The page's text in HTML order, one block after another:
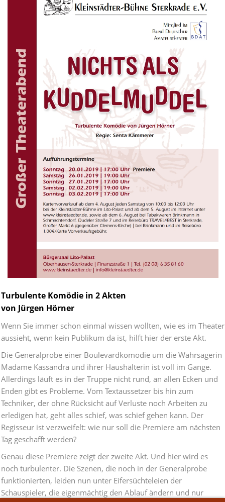
Turbulente Komödie in 2 Akten
von Jürgen Hörner
Wenn Sie immer schon einmal wissen wollten, wie es im Theater
aussieht, wenn kein Publikum da ist, hilft hier der erste Akt.
Die Generalprobe einer Boulevardkomödie um die Wahrsagerin
Madame Kassandra und ihrer Haushälterin ist voll im Gange.
Allerdings läuft es in der Truppe nicht rund, an allen Ecken und
Enden gibt es Probleme. Vom Textaussetzer bis hin zum
Techniker, der ohne Rücksicht auf Verluste noch Arbeiten zu
erledigen hat, geht alles schief, was schief gehen kann. Der
Regisseur ist verzweifelt: wie nur soll die Premiere am nächsten
Tag geschafft werden?
Genau diese Premiere zeigt der zweite Akt. Und hier wird es
noch turbulenter. Die Szenen, die noch in der Generalprobe
funktionierten, leiden nun unter Eifersüchteleien der
Schauspieler, die eigenmächtig den Ablauf ändern und nur